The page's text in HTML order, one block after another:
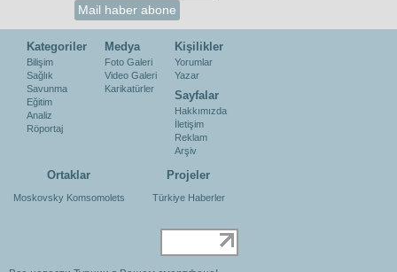
Kategoriler
Bilişim
Sağlık
Savunma
Eğitim
Analiz
Röportaj
Medya
Foto Galeri
Video Galeri
Karikatürler
Kişilikler
Yorumlar
Yazar
Sayfalar
Hakkımızda
İletişim
Reklam
Arşiv
Ortaklar
Moskovsky Komsomolets
Projeler
Türkiye Haberler